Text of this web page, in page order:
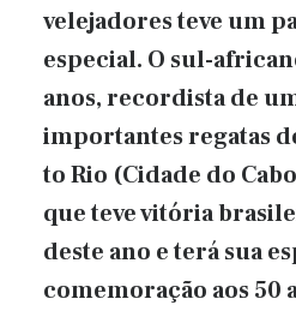
velejadores teve um
especial. O sul-
anos, recordista de
importantes regatas
to Rio (Cidade do
que teve vitória
deste ano e terá sua
comemoração aos 50